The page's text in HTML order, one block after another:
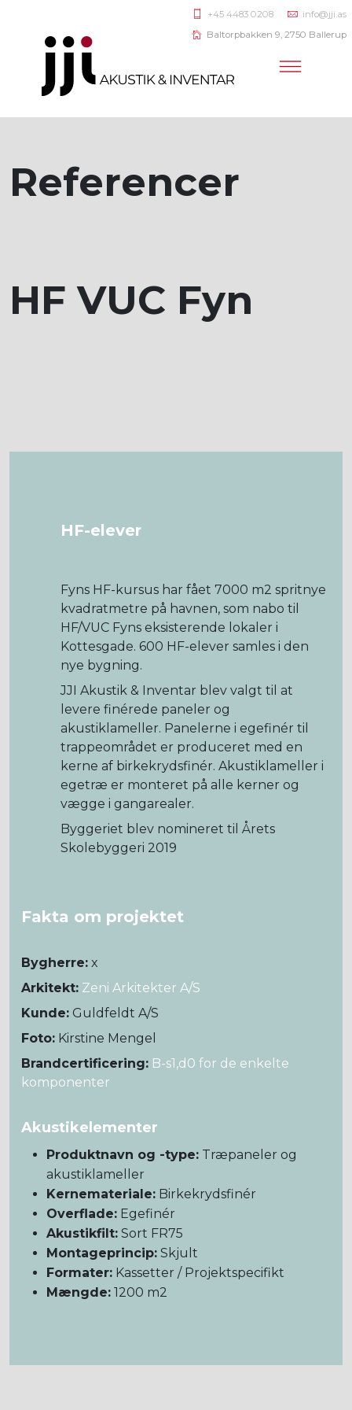
+45 4483 0208
info@jji.as
Baltorpbakken 9, 2750 Ballerup
Referencer
HF VUC Fyn
HF-elever
Fyns HF-kursus har fået 7000 m2 spritnye
kvadratmetre på havnen, som nabo til
HF/VUC Fyns eksisterende lokaler i
Kottesgade. 600 HF-elever samles i den
nye bygning.
JJI Akustik & Inventar blev valgt til at
levere finérede paneler og
akustiklameller. Panelerne i egefinér til
trappeområdet er produceret med en
kerne af birkekrydsfinér. Akustiklameller i
egetræ er monteret på alle kerner og
vægge i gangarealer.
Byggeriet blev nomineret til Årets
Skolebyggeri 2019
Fakta om projektet
Bygherre: x
Arkitekt: Zeni Arkitekter A/S
Kunde: Guldfeldt A/S
Foto: Kirstine Mengel
Brandcertificering: B-s1,d0 for de enkelte
komponenter
Akustikelementer
Produktnavn og -type: Træpaneler og
akustiklameller
Kernemateriale: Birkekrydsfinér
Overflade: Egefinér
Akustikfilt: Sort FR75
Montageprincip: Skjult
Formater: Kassetter / Projektspecifikt
Mængde: 1200 m2